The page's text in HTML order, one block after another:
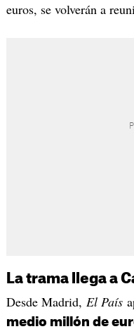
euros, se volverán a
La trama llega a
Desde Madrid, El País
medio millón de